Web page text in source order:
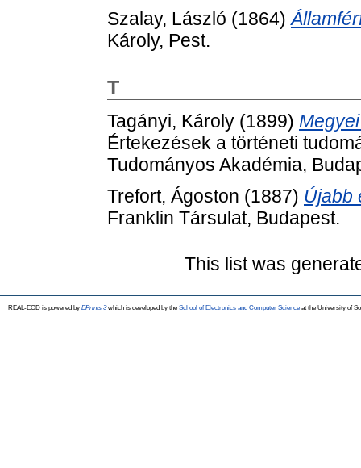
Szalay, László (1864)
Károly, Pest.
T
Tagányi, Károly (1899)
Értekezések a történeti
Tudományos Akadémia,
Trefort, Ágoston (1887) Újabb
Franklin Társulat, Budapest.
This list was
REAL-EOD is powered by EPrints 3which is developed by the School of Electronics and Computer Science at the University of